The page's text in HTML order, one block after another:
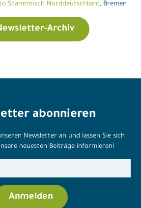
Stammtisch Norddeutschland, Bremen
Archiv
abonnieren
Newsletter an und lassen Sie sich
neuesten Beiträge informieren!